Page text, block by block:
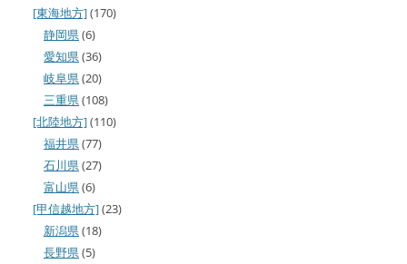
[東海地方](170)
静岡県(6)
愛知県(36)
岐阜県(20)
三重県(108)
[北陸地方](110)
福井県(77)
石川県(27)
富山県(6)
[甲信越地方](23)
新潟県(18)
長野県(5)